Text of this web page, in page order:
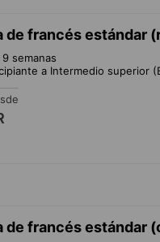
de francés estándar
semanas
a Intermedio superior
de francés estándar